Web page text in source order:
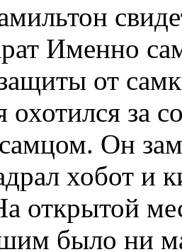
Именно
от
за
Он
хобот и
открытой
было ни